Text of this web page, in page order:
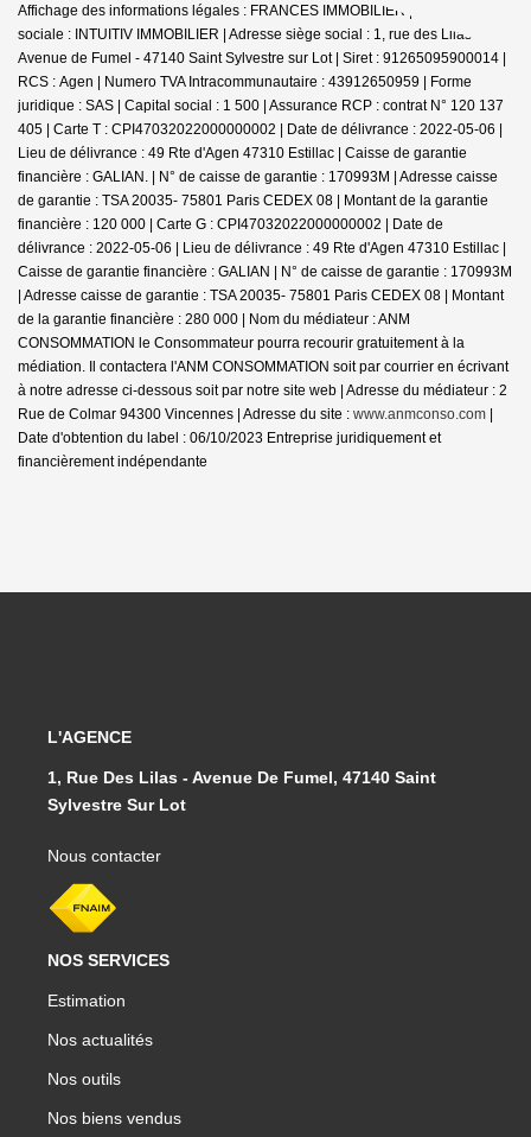
Affichage des informations légales : FRANCES IMMOBILIER | Raison
sociale : INTUITIV IMMOBILIER | Adresse siège social : 1, rue des Lilas -
Avenue de Fumel - 47140 Saint Sylvestre sur Lot | Siret : 91265095900014 |
RCS : Agen | Numero TVA Intracommunautaire : 43912650959 | Forme
juridique : SAS | Capital social : 1 500 | Assurance RCP : contrat N° 120 137
405 | Carte T : CPI47032022000000002 | Date de délivrance : 2022-05-06 |
Lieu de délivrance : 49 Rte d'Agen 47310 Estillac | Caisse de garantie
financière : GALIAN. | N° de caisse de garantie : 170993M | Adresse caisse
de garantie : TSA 20035- 75801 Paris CEDEX 08 | Montant de la garantie
financière : 120 000 | Carte G : CPI47032022000000002 | Date de
délivrance : 2022-05-06 | Lieu de délivrance : 49 Rte d'Agen 47310 Estillac |
Caisse de garantie financière : GALIAN | N° de caisse de garantie : 170993M
| Adresse caisse de garantie : TSA 20035- 75801 Paris CEDEX 08 | Montant
de la garantie financière : 280 000 | Nom du médiateur : ANM
CONSOMMATION le Consommateur pourra recourir gratuitement à la
médiation. Il contactera l'ANM CONSOMMATION soit par courrier en écrivant
à notre adresse ci-dessous soit par notre site web | Adresse du médiateur : 2
Rue de Colmar 94300 Vincennes | Adresse du site : www.anmconso.com |
Date d'obtention du label : 06/10/2023 Entreprise juridiquement et
financièrement indépendante
L'AGENCE
1, Rue Des Lilas - Avenue De Fumel, 47140 Saint
Sylvestre Sur Lot
Nous contacter
NOS SERVICES
Estimation
Nos actualités
Nos outils
Nos biens vendus